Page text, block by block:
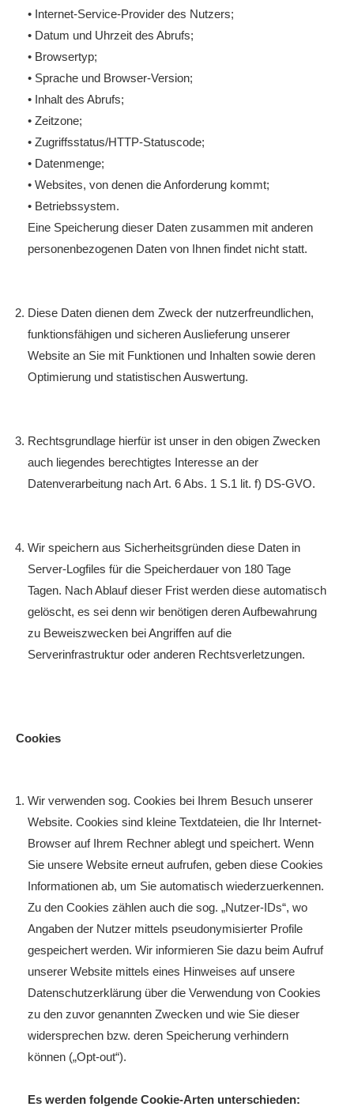
• Internet-Service-Provider des Nutzers;
• Datum und Uhrzeit des Abrufs;
• Browsertyp;
• Sprache und Browser-Version;
• Inhalt des Abrufs;
• Zeitzone;
• Zugriffsstatus/HTTP-Statuscode;
• Datenmenge;
• Websites, von denen die Anforderung kommt;
• Betriebssystem.
Eine Speicherung dieser Daten zusammen mit anderen
personenbezogenen Daten von Ihnen findet nicht statt.
Diese Daten dienen dem Zweck der nutzerfreundlichen,
funktionsfähigen und sicheren Auslieferung unserer
Website an Sie mit Funktionen und Inhalten sowie deren
Optimierung und statistischen Auswertung.
Rechtsgrundlage hierfür ist unser in den obigen Zwecken
auch liegendes berechtigtes Interesse an der
Datenverarbeitung nach Art. 6 Abs. 1 S.1 lit. f) DS-GVO.
Wir speichern aus Sicherheitsgründen diese Daten in
Server-Logfiles für die Speicherdauer von 180 Tage
Tagen. Nach Ablauf dieser Frist werden diese automatisch
gelöscht, es sei denn wir benötigen deren Aufbewahrung
zu Beweiszwecken bei Angriffen auf die
Serverinfrastruktur oder anderen Rechtsverletzungen.
Cookies
Wir verwenden sog. Cookies bei Ihrem Besuch unserer
Website. Cookies sind kleine Textdateien, die Ihr Internet-
Browser auf Ihrem Rechner ablegt und speichert. Wenn
Sie unsere Website erneut aufrufen, geben diese Cookies
Informationen ab, um Sie automatisch wiederzuerkennen.
Zu den Cookies zählen auch die sog. „Nutzer-IDs“, wo
Angaben der Nutzer mittels pseudonymisierter Profile
gespeichert werden. Wir informieren Sie dazu beim Aufruf
unserer Website mittels eines Hinweises auf unsere
Datenschutzerklärung über die Verwendung von Cookies
zu den zuvor genannten Zwecken und wie Sie dieser
widersprechen bzw. deren Speicherung verhindern
können („Opt-out“).
Es werden folgende Cookie-Arten unterschieden: